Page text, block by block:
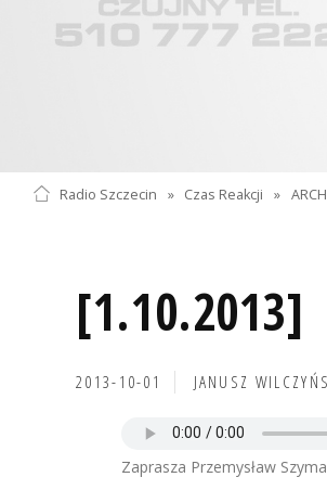
Radio Szczecin » Czas Reakcji »
[1.10.2013]
2013-10-01 JANUSZ
Zaprasza Przemysław